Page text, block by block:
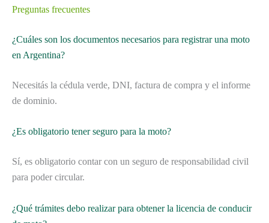
Preguntas frecuentes
¿Cuáles son los documentos necesarios para registrar una moto
en Argentina?
Necesitás la cédula verde, DNI, factura de compra y el informe
de dominio.
¿Es obligatorio tener seguro para la moto?
Sí, es obligatorio contar con un seguro de responsabilidad civil
para poder circular.
¿Qué trámites debo realizar para obtener la licencia de conducir